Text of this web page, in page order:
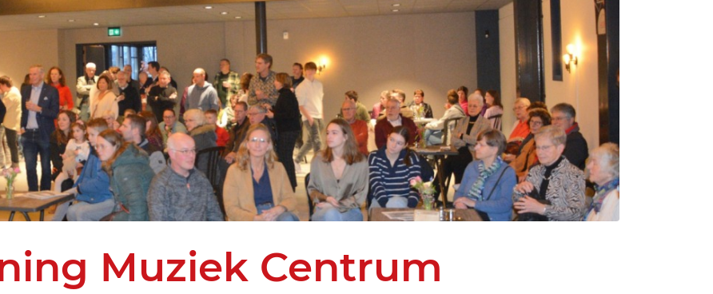
Muziek Centrum